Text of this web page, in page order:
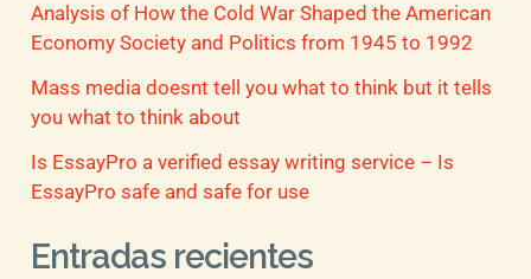
Analysis of How the Cold War Shaped the American
Economy Society and Politics from 1945 to 1992
Mass media doesnt tell you what to think but it tells
you what to think about
Is EssayPro a verified essay writing service – Is
EssayPro safe and safe for use
Entradas recientes